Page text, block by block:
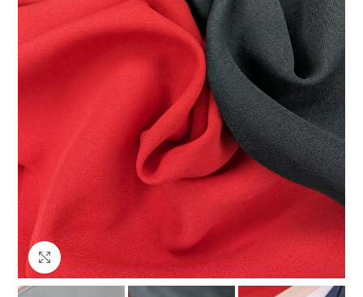
Клацніть, щоб збільшити